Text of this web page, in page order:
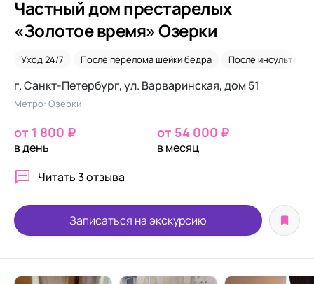
Частный дом престарелых
«Золотое время» Озерки
Уход 24/7 После перелома шейки бедра После инсульта
г. Санкт-Петербург, ул. Варваринская, дом 51
Метро: Озерки
от 1 800 ₽
в день
от 54 000 ₽
в месяц
Читать3 отзыва
Записаться на экскурсию